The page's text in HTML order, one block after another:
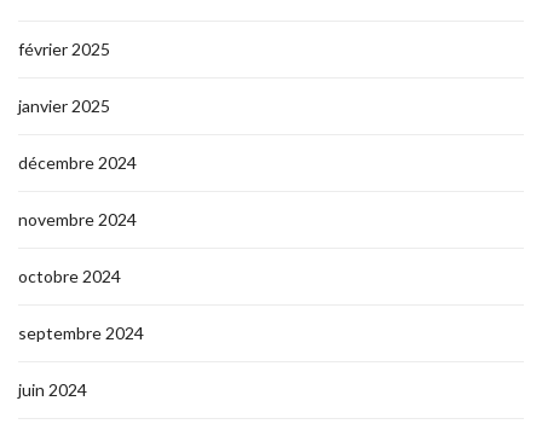
février 2025
janvier 2025
décembre 2024
novembre 2024
octobre 2024
septembre 2024
juin 2024